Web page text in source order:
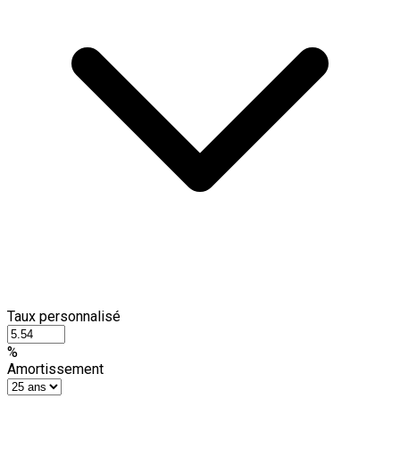
Taux personnalisé
%
Amortissement